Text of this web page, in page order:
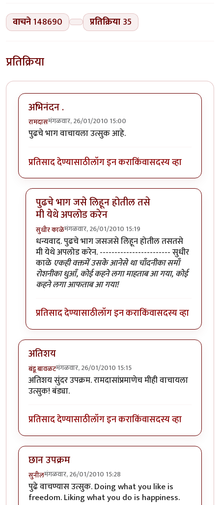
वाचने148690 प्रतिक्रिया 35
प्रतिक्रिया
अभिनंदन .
रामदासमंगळवार, 26/01/2010 15:00
पुढचे भाग वाचायला उत्सुक आहे.
प्रतिसाद देण्यासाठीलॉग इन कराकिंवासदस्य व्हा
पुढचे भाग जसे लिहून होतील तसे
मी येथे अपलोड करेन
सुधीर काळेमंगळवार, 26/01/2010 15:19
In reply toअभिनंदन .byरामदास
धन्यवाद. पुढचे भाग जसजसे लिहून होतील तसतसे
मी येथे अपलोड करेन. ------------------------ सुधीर
काळे एकही वक्तमें उसके आनेसे था चाँदनीका समाँ
रोशनीका धुआँ, कोई कहने लगा माहताब आ गया, कोई
कहने लगा आफताब आ गया!
प्रतिसाद देण्यासाठीलॉग इन कराकिंवासदस्य व्हा
अतिशय
बंडू बावळटमंगळवार, 26/01/2010 15:15
अतिशय सुंदर उपक्रम. रामदासांप्रमाणेच मीही वाचायला
उत्सुक! बंड्या.
प्रतिसाद देण्यासाठीलॉग इन कराकिंवासदस्य व्हा
छान उपक्रम
सुनीलमंगळवार, 26/01/2010 15:28
पुढे वाचण्यास उत्सुक. Doing what you like is
freedom. Liking what you do is happiness.